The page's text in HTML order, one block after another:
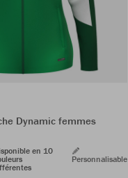
Dynamic femmes
en 10
Personnalisable